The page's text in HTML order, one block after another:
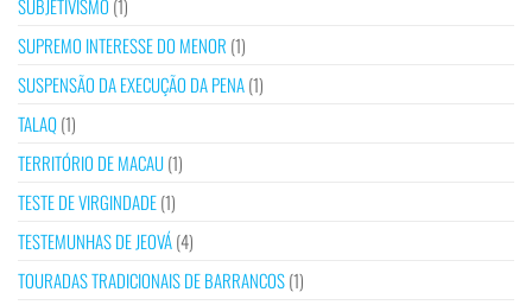
SUBJETIVISMO (1)
SUPREMO INTERESSE DO MENOR (1)
SUSPENSÃO DA EXECUÇÃO DA PENA(1)
TALAQ(1)
TERRITÓRIO DE MACAU(1)
TESTE DE VIRGINDADE(1)
TESTEMUNHAS DE JEOVÁ(4)
TOURADAS TRADICIONAIS DE BARRANCOS(1)